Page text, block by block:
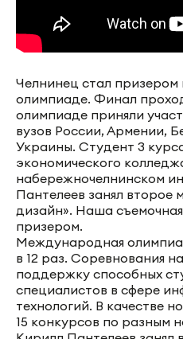
Челнинец стал
олимпиаде. Финал
олимпиаде приняли
вузов России, Армении,
Украины. Студент 3
экономического
набережночелнинском
Пантелеев занял второе
дизайн». Наша
призером.
Международная
в 12 раз. Соревнования
поддержку способных
специалистов в сфере
технологий. В качестве
15 конкурсов по разным